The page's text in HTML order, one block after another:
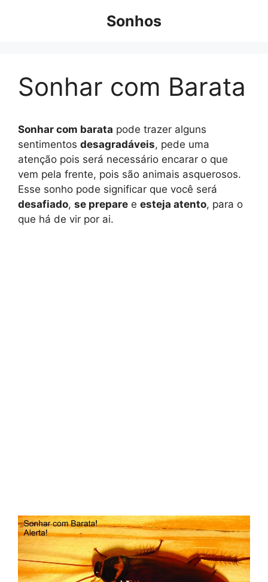
Sonhos
Sonhar com Barata
Sonhar com barata pode trazer alguns
sentimentos desagradáveis, pede uma
atenção pois será necessário encarar o que
vem pela frente, pois são animais asquerosos.
Esse sonho pode significar que você será
desafiado, se prepare e esteja atento, para o
que há de vir por ai.